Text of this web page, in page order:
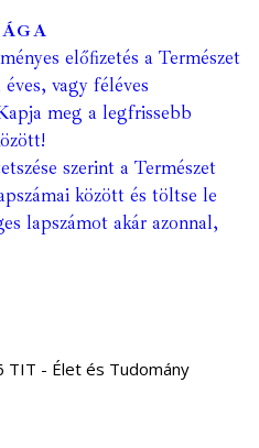
előfizetés a Természet
vagy féléves
meg a legfrissebb
szerint a Természet
között és töltse le
lapszámot akár azonnal,
- Élet és Tudomány